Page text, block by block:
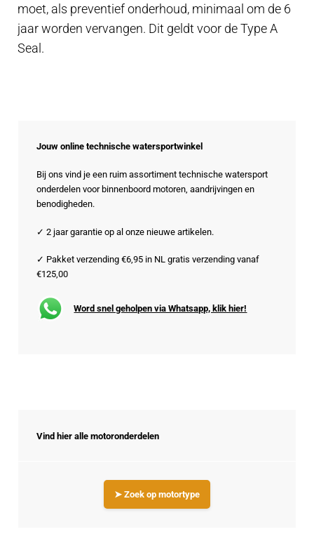
moet, als preventief onderhoud, minimaal om de 6
jaar worden vervangen. Dit geldt voor de Type A
Seal.
Jouw online technische watersportwinkel
Bij ons vind je een ruim assortiment technische watersport
onderdelen voor binnenboord motoren, aandrijvingen en
benodigheden.
✓ 2 jaar garantie op al onze nieuwe artikelen.
✓ Pakket verzending €6,95 in NL gratis verzending vanaf
€125,00
Word snel geholpen via Whatsapp, klik hier!
Vind hier alle motoronderdelen
➤ Zoek op motortype